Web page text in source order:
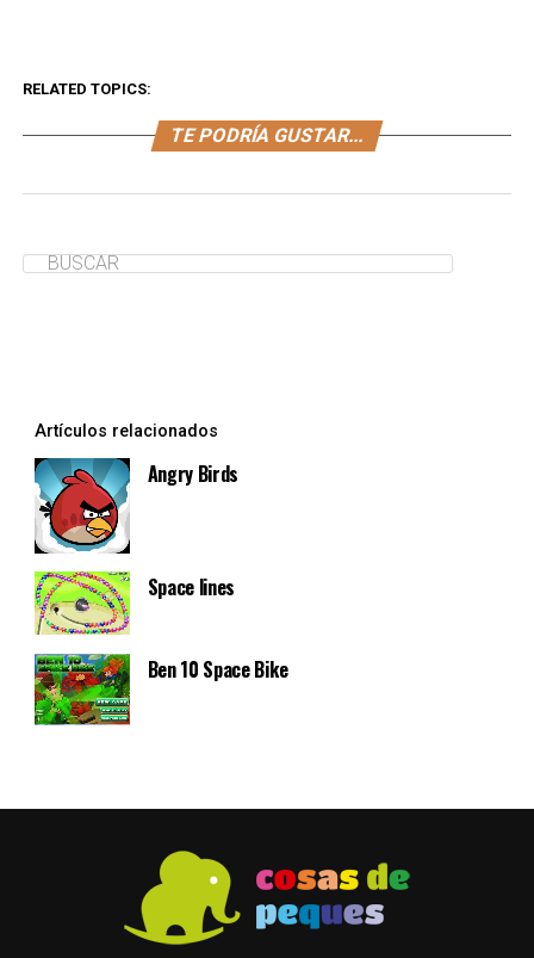
RELATED TOPICS:
TE PODRÍA GUSTAR...
Artículos relacionados
Angry Birds
Space lines
Ben 10 Space Bike